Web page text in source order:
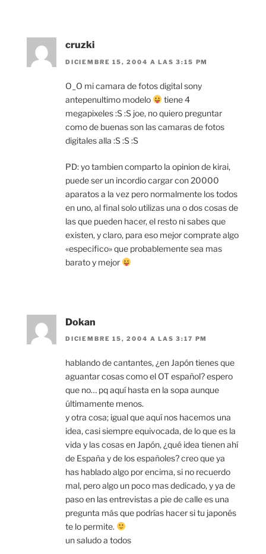
cruzki
DICIEMBRE 15, 2004 A LAS 3:15 PM
O_O mi camara de fotos digital sony
antepenultimo modelo
tiene 4
megapixeles :S :S joe, no quiero preguntar
como de buenas son las camaras de fotos
digitales alla :S :S :S
PD: yo tambien comparto la opinion de kirai,
puede ser un incordio cargar con 20000
aparatos a la vez pero normalmente los todos
en uno, al final solo utilizas una o dos cosas de
las que pueden hacer, el resto ni sabes que
existen, y claro, para eso mejor comprate algo
«especifico» que probablemente sea mas
barato y mejor
Dokan
DICIEMBRE 15, 2004 A LAS 3:17 PM
hablando de cantantes, ¿en Japón tienes que
aguantar cosas como el OT español? espero
que no… pq aquí hasta en la sopa aunque
últimamente menos.
y otra cosa; igual que aquí nos hacemos una
idea, casi siempre equivocada, de lo que es la
vida y las cosas en Japón, ¿qué idea tienen ahí
de España y de los españoles? creo que ya
has hablado algo por encima, si no recuerdo
mal, pero algo un poco mas dedicado, y ya de
paso en las entrevistas a pie de calle es una
pregunta más que podrías hacer si tu japonés
te lo permite.
un saludo a todos